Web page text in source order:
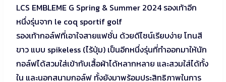
LCS EMBLEME G Spring & Summer 2024 รองเท้าอีก
หนึ่งรุ่นจาก le coq sportif golf
รองเท้ากอล์ฟที่เอาใจสายแฟชั่น ด้วยดีไซน์เรียบง่าย โทนสี
ขาว แบบ spikeless (ไร้ปุ่ม) เป็นอีกหนึ่งรุ่นที่ทำออกมาให้นัก
กอล์ฟได้สวมใส่เข้ากับเสื้อผ้าได้หลากหลาย และสวมใส่ได้ทั้ง
ใน และนอกสนามกอล์ฟ ทั้งยังมาพร้อมประสิทธิภาพในการ